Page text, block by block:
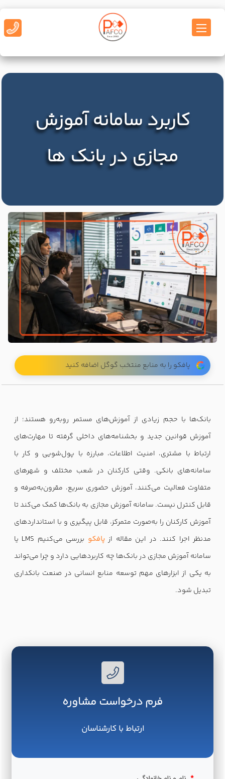
کاربرد سامانه آموزش
مجازی در بانک ها
پافکو را به منابع منتخب گوگل اضافه کنید
بانک‌ها با حجم زیادی از آموزش‌های مستمر روبه‌رو هستند؛ از
آموزش قوانین جدید و بخشنامه‌های داخلی گرفته تا مهارت‌های
ارتباط با مشتری، امنیت اطلاعات، مبارزه با پول‌شویی و کار با
سامانه‌های بانکی. وقتی کارکنان در شعب مختلف و شهرهای
متفاوت فعالیت می‌کنند، آموزش حضوری سریع، مقرون‌به‌صرفه و
قابل کنترل نیست. سامانه آموزش مجازی به بانک‌ها کمک می‌کند تا
آموزش کارکنان را به‌صورت متمرکز، قابل پیگیری و با استاندارد‌های
مدنظر اجرا کنند. در این مقاله ازپافکو
بررسی می‌کنیم LMS یا
سامانه آموزش مجازی در بانک‌ها چه کاربردهایی دارد و چرا می‌تواند
به یکی از ابزارهای مهم توسعه منابع انسانی در صنعت بانکداری
تبدیل شود.
فرم درخواست مشاوره
ارتباط با کارشناسان